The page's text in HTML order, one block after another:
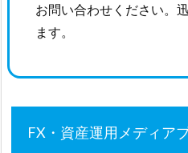
お問い合わせください。
ます。
FX・資産運用メディア